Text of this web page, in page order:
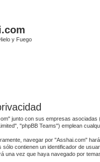
y Fuego
junto con sus empresas
"phpBB Teams") emplean
navegar por "Asshai.com"
contienen un identificador de
una vez que haya navegado por